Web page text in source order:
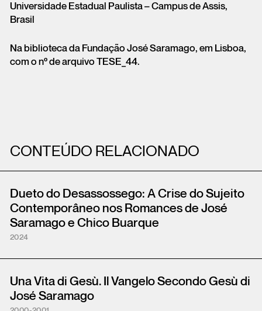
Universidade Estadual Paulista – Campus de Assis,
Brasil
Na biblioteca da Fundação José Saramago, em Lisboa,
com o nº de arquivo TESE_44.
CONTEÚDO RELACIONADO
Dueto do Desassossego: A Crise do Sujeito
Contemporâneo nos Romances de José
Saramago e Chico Buarque
2024
Una Vita di Gesù. Il Vangelo Secondo Gesù di
José Saramago